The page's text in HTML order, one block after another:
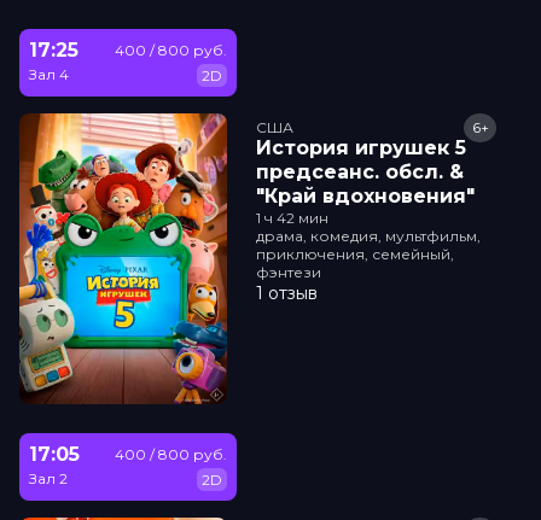
17:25
Зал 4
400 / 800 руб.
2D
США
История игрушек 5
прeдсeанc. обсл. &
"Край вдохновения"
6+
1 ч 42 мин
драма, комедия, мультфильм,
приключения, семейный,
фэнтези
1 отзыв
17:05
Зал 2
400 / 800 руб.
2D